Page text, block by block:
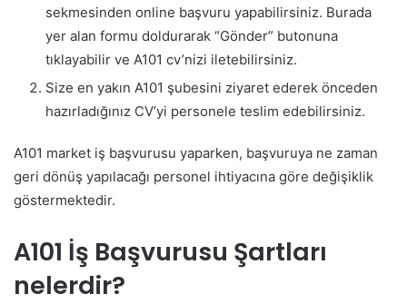
sekmesinden online başvuru yapabilirsiniz. Burada
yer alan formu doldurarak “Gönder” butonuna
tıklayabilir ve A101 cv’nizi iletebilirsiniz.
Size en yakın A101 şubesini ziyaret ederek önceden
hazırladığınız CV’yi personele teslim edebilirsiniz.
A101 market iş başvurusu yaparken, başvuruya ne zaman
geri dönüş yapılacağı personel ihtiyacına göre değişiklik
göstermektedir.
A101 İş Başvurusu Şartları
nelerdir?